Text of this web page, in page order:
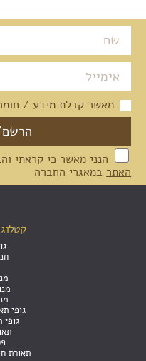
מאשר קבלת מידע /
הנני מאשר כי קראתי
האתר במאגרי החברה
קטלוג
גופי
גופי
תאורת